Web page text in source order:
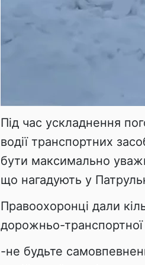
Під час ускладнення
водії транспортних
бути максимально
що нагадують у
Правоохоронці дали
дорожньо-транспортної
-не будьте